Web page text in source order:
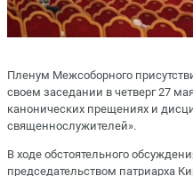
Пленум Межсоборного
своем заседании в четверг 27
канонических прещениях и
священнослужителей».
В ходе обстоятельного
председательством патриарха